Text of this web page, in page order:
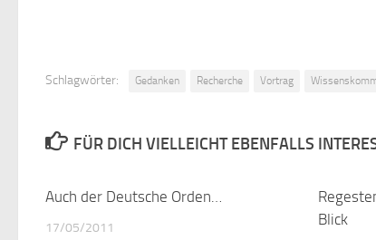
Schlagwörter: Gedanken Recherche Vortrag
FÜR DICH VIELLEICHT EBENFALLS
Auch der Deutsche Orden…
17/05/2011
Blick